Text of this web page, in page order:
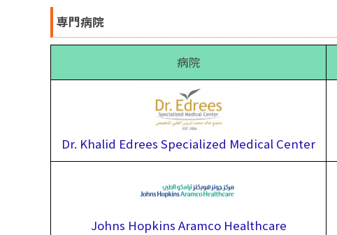
専門病院
病院
Dr. Khalid Edrees Specialized Medical Center
Johns Hopkins Aramco Healthcare